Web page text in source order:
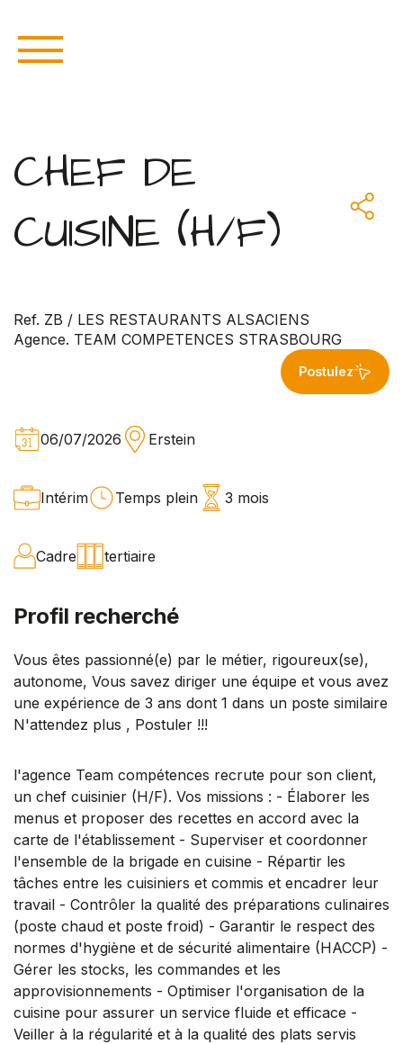
CHEF DE
CUISINE (H/F)
Ref. ZB / LES RESTAURANTS ALSACIENS
Agence. TEAM COMPETENCES STRASBOURG
Postulez
06/07/2026 Erstein
Intérim Temps plein 3 mois
Cadre tertiaire
Profil recherché
Vous êtes passionné(e) par le métier, rigoureux(se),
autonome, Vous savez diriger une équipe et vous avez
une expérience de 3 ans dont 1 dans un poste similaire
N'attendez plus , Postuler !!!
l'agence Team compétences recrute pour son client,
un chef cuisinier (H/F). Vos missions : - Élaborer les
menus et proposer des recettes en accord avec la
carte de l'établissement - Superviser et coordonner
l'ensemble de la brigade en cuisine - Répartir les
tâches entre les cuisiniers et commis et encadrer leur
travail - Contrôler la qualité des préparations culinaires
(poste chaud et poste froid) - Garantir le respect des
normes d'hygiène et de sécurité alimentaire (HACCP) -
Gérer les stocks, les commandes et les
approvisionnements - Optimiser l'organisation de la
cuisine pour assurer un service fluide et efficace -
Veiller à la régularité et à la qualité des plats servis